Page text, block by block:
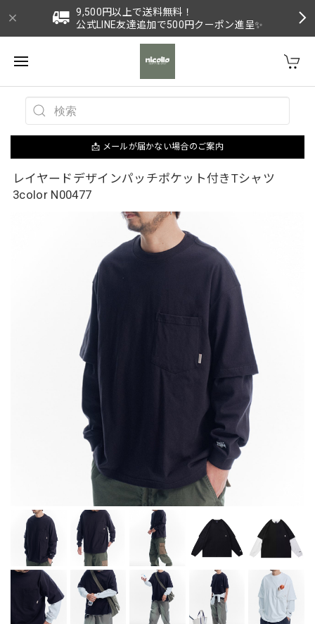
9,500円以上で送料無料！
公式LINE友達追加で500円クーポン進呈✨
📩 メールが届かない場合のご案内
レイヤードデザインパッチポケット付きTシャツ
3color N00477